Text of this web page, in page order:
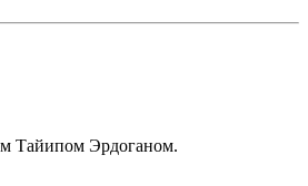
Тайипом Эрдоганом.